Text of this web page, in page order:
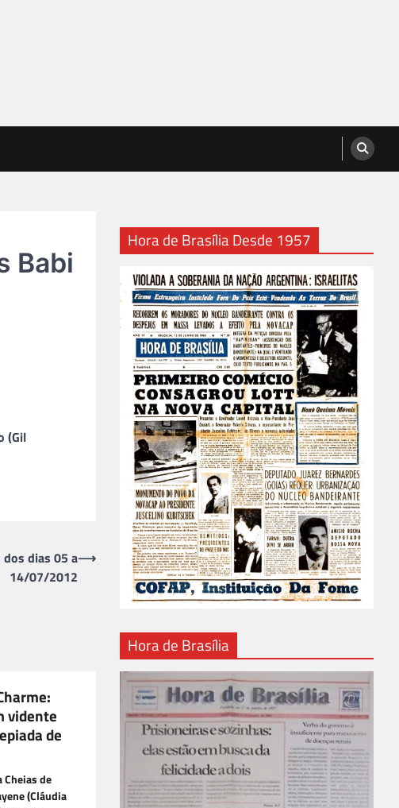
Babi
(Gil
dos dias 05 a
14/07/2012
⟶
vidente
de
Cheias de
(Cláudia
Hora de Brasília Desde 1957
Hora de Brasília